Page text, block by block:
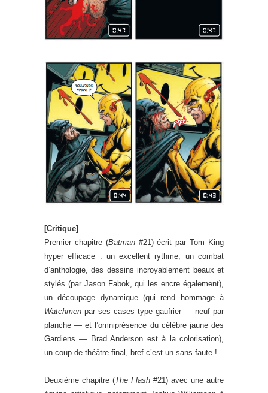
[Critique]
Premier chapitre (Batman#21) écrit par Tom King
hyper efficace : un excellent rythme, un combat
d’anthologie, des dessins incroyablement beaux et
stylés (par Jason Fabok, qui les encre également),
un découpage dynamique (qui rend hommage à
Watchmen par ses cases type gaufrier — neuf par
planche — et l’omniprésence du célèbre jaune des
Gardiens — Brad Anderson est à la colorisation),
un coup de théâtre final, bref c’est un sans faute !
Deuxième chapitre (The Flash #21) avec une autre